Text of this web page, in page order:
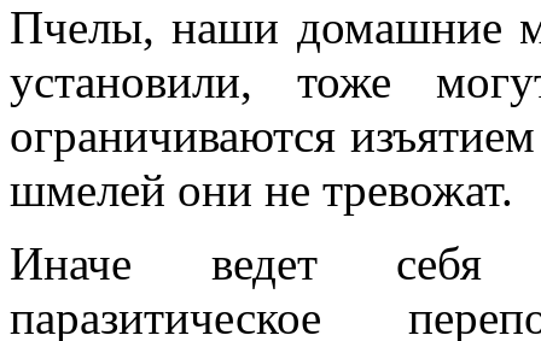
Пчелы, наши домашние
установили, тоже
ограничиваются
шмелей они не тревожат.
Иначе ведет себя
паразитическое